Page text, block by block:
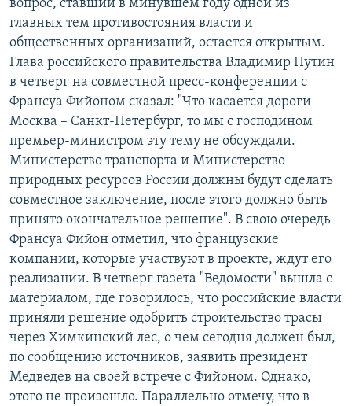
вопрос, ставший в минувшем году одной из
главных тем противостояния власти и
общественных организаций, остается открытым.
Глава российского правительства Владимир Путин
в четверг на совместной пресс-конференции с
Франсуа Фийоном сказал: "Что касается дороги
Москва – Санкт-Петербург, то мы с господином
премьер-министром эту тему не обсуждали.
Министерство транспорта и Министерство
природных ресурсов России должны будут сделать
совместное заключение, после этого должно быть
принято окончательное решение". В свою очередь
Франсуа Фийон отметил, что французские
компании, которые участвуют в проекте, ждут его
реализации. В четверг газета "Ведомости" вышла с
материалом, где говорилось, что российские власти
приняли решение одобрить строительство трасы
через Химкинский лес, о чем сегодня должен был,
по сообщению источников, заявить президент
Медведев на своей встрече с Фийоном. Однако,
этого не произошло. Параллельно отмечу, что в